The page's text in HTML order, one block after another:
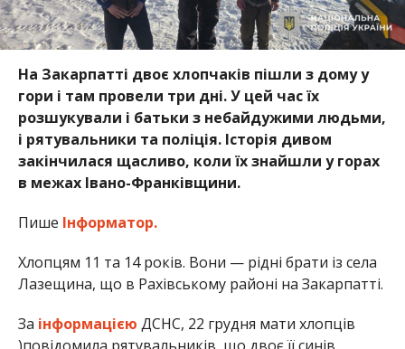
На Закарпатті двоє хлопчаків пішли з дому у
гори і там провели три дні. У цей час їх
розшукували і батьки з небайдужими людьми,
і рятувальники та поліція. Історія дивом
закінчилася щасливо, коли їх знайшли у горах
в межах Івано-Франківщини.
Пише Інформатор.
Хлопцям 11 та 14 років. Вони — рідні брати із села
Лазещина, що в Рахівському районі на Закарпатті.
За інформацією ДСНС, 22 грудня мати хлопців